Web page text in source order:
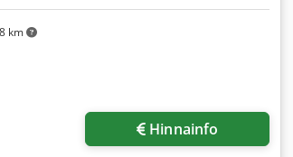
km
Hinnainfo